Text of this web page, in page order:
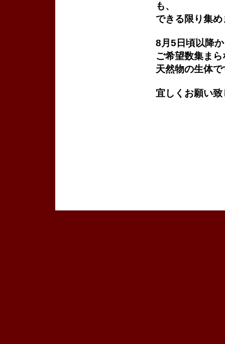
も、
できる限り集
8月5日頃以降
ご希望数集ま
天然物の生体
宜しくお願い致